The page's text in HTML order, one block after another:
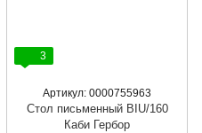
3
Артикул: 0000755963
Стол письменный BIU/160
Каби Гербор